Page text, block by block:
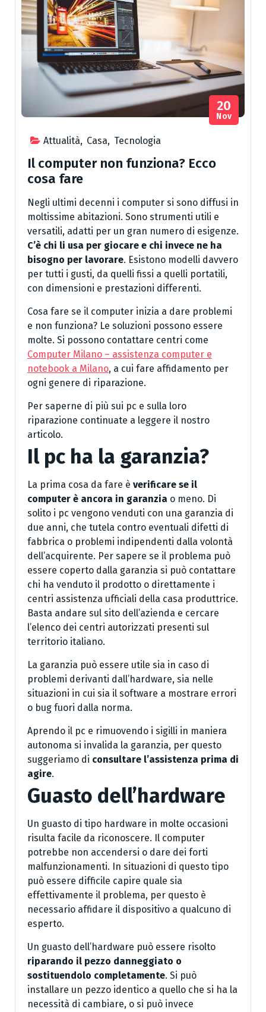
Attualità, Casa, Tecnologia
20
Nov
Il computer non funziona? Ecco
cosa fare
Negli ultimi decenni i computer si sono diffusi in
moltissime abitazioni. Sono strumenti utili e
versatili, adatti per un gran numero di esigenze.
C’è chi li usa per giocare e chi invece ne ha
bisogno per lavorare. Esistono modelli davvero
per tutti i gusti, da quelli fissi a quelli portatili,
con dimensioni e prestazioni differenti.
Cosa fare se il computer inizia a dare problemi
e non funziona? Le soluzioni possono essere
molte. Si possono contattare centri come
Computer Milano – assistenza computer e
notebook a Milano, a cui fare affidamento per
ogni genere di riparazione.
Per saperne di più sui pc e sulla loro
riparazione continuate a leggere il nostro
articolo.
Il pc ha la garanzia?
La prima cosa da fare è verificare se il
computer è ancora in garanzia o meno. Di
solito i pc vengono venduti con una garanzia di
due anni, che tutela contro eventuali difetti di
fabbrica o problemi indipendenti dalla volontà
dell’acquirente. Per sapere se il problema può
essere coperto dalla garanzia si può contattare
chi ha venduto il prodotto o direttamente i
centri assistenza ufficiali della casa produttrice.
Basta andare sul sito dell’azienda e cercare
l’elenco dei centri autorizzati presenti sul
territorio italiano.
La garanzia può essere utile sia in caso di
problemi derivanti dall’hardware, sia nelle
situazioni in cui sia il software a mostrare errori
o bug fuori dalla norma.
Aprendo il pc e rimuovendo i sigilli in maniera
autonoma si invalida la garanzia, per questo
suggeriamo di consultare l’assistenza prima di
agire.
Guasto dell’hardware
Un guasto di tipo hardware in molte occasioni
risulta facile da riconoscere. Il computer
potrebbe non accendersi o dare dei forti
malfunzionamenti. In situazioni di questo tipo
può essere difficile capire quale sia
effettivamente il problema, per questo è
necessario affidare il dispositivo a qualcuno di
esperto.
Un guasto dell’hardware può essere risolto
riparando il pezzo danneggiato o
sostituendolo completamente. Si può
installare un pezzo identico a quello che si ha la
necessità di cambiare, o si può invece